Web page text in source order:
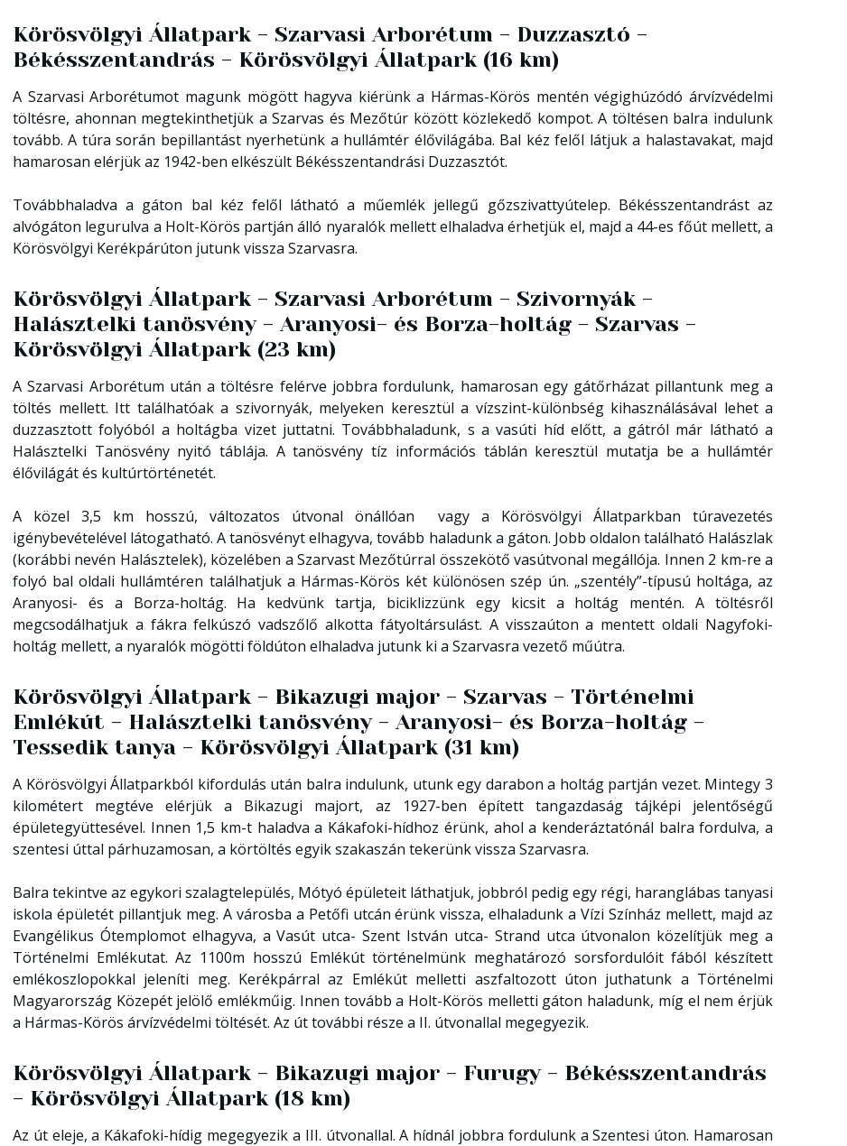
Körösvölgyi Állatpark - Szarvasi Arborétum - Duzzasztó -
Békésszentandrás - Körösvölgyi Állatpark (16 km)
A Szarvasi Arborétumot magunk mögött hagyva kiérünk a Hármas-Körös mentén végighúzódó árvízvédelmi
töltésre, ahonnan megtekinthetjük a Szarvas és Mezőtúr között közlekedő kompot. A töltésen balra indulunk
tovább. A túra során bepillantást nyerhetünk a hullámtér élővilágába. Bal kéz felől látjuk a halastavakat, majd
hamarosan elérjük az 1942-ben elkészült Békésszentandrási Duzzasztót.
Továbbhaladva a gáton bal kéz felől látható a műemlék jellegű gőzszivattyútelep. Békésszentandrást az
alvógáton legurulva a Holt-Körös partján álló nyaralók mellett elhaladva érhetjük el, majd a 44-es főút mellett, a
Körösvölgyi Kerékpárúton jutunk vissza Szarvasra.
Körösvölgyi Állatpark - Szarvasi Arborétum - Szivornyák -
Halásztelki tanösvény - Aranyosi- és Borza-holtág - Szarvas -
Körösvölgyi Állatpark (23 km)
A Szarvasi Arborétum után a töltésre felérve jobbra fordulunk, hamarosan egy gátőrházat pillantunk meg a
töltés mellett. Itt találhatóak a szivornyák, melyeken keresztül a vízszint-különbség kihasználásával lehet a
duzzasztott folyóból a holtágba vizet juttatni. Továbbhaladunk, s a vasúti híd előtt, a gátról már látható a
Halásztelki Tanösvény nyitó táblája. A tanösvény tíz információs táblán keresztül mutatja be a hullámtér
élővilágát és kultúrtörténetét.
A közel 3,5 km hosszú, változatos útvonal önállóan vagy a Körösvölgyi Állatparkban túravezetés
igénybevételével látogatható. A tanösvényt elhagyva, tovább haladunk a gáton. Jobb oldalon található Halászlak
(korábbi nevén Halásztelek), közelében a Szarvast Mezőtúrral összekötő vasútvonal megállója. Innen 2 km-re a
folyó bal oldali hullámtéren találhatjuk a Hármas-Körös két különösen szép ún. „szentély”-típusú holtága, az
Aranyosi- és a Borza-holtág. Ha kedvünk tartja, biciklizzünk egy kicsit a holtág mentén. A töltésről
megcsodálhatjuk a fákra felkúszó vadszőlő alkotta fátyoltársulást. A visszaúton a mentett oldali Nagyfoki-
holtág mellett, a nyaralók mögötti földúton elhaladva jutunk ki a Szarvasra vezető műútra.
Körösvölgyi Állatpark - Bikazugi major - Szarvas - Történelmi
Emlékút - Halásztelki tanösvény - Aranyosi- és Borza-holtág -
Tessedik tanya - Körösvölgyi Állatpark (31 km)
A Körösvölgyi Állatparkból kifordulás után balra indulunk, utunk egy darabon a holtág partján vezet. Mintegy 3
kilométert megtéve elérjük a Bikazugi majort, az 1927-ben épített tangazdaság tájképi jelentőségű
épületegyüttesével. Innen 1,5 km-t haladva a Kákafoki-hídhoz érünk, ahol a kenderáztatónál balra fordulva, a
szentesi úttal párhuzamosan, a körtöltés egyik szakaszán tekerünk vissza Szarvasra.
Balra tekintve az egykori szalagtelepülés, Mótyó épületeit láthatjuk, jobbról pedig egy régi, haranglábas tanyasi
iskola épületét pillantjuk meg. A városba a Petőfi utcán érünk vissza, elhaladunk a Vízi Színház mellett, majd az
Evangélikus Ótemplomot elhagyva, a Vasút utca- Szent István utca- Strand utca útvonalon közelítjük meg a
Történelmi Emlékutat. Az 1100m hosszú Emlékút történelmünk meghatározó sorsfordulóit fából készített
emlékoszlopokkal jeleníti meg. Kerékpárral az Emlékút melletti aszfaltozott úton juthatunk a Történelmi
Magyarország Közepét jelölő emlékműig. Innen tovább a Holt-Körös melletti gáton haladunk, míg el nem érjük
a Hármas-Körös árvízvédelmi töltését. Az út további része a II. útvonallal megegyezik.
Körösvölgyi Állatpark - Bikazugi major - Furugy - Békésszentandrás
- Körösvölgyi Állatpark (18 km)
Az út eleje, a Kákafoki-hídig megegyezik a III. útvonallal. A hídnál jobbra fordulunk a Szentesi úton. Hamarosan